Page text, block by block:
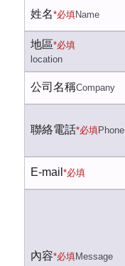
姓名*必填Name
地區*必填
location
公司名稱Company
聯絡電話*必填Phone
E-mail *必填
內容*必填Message